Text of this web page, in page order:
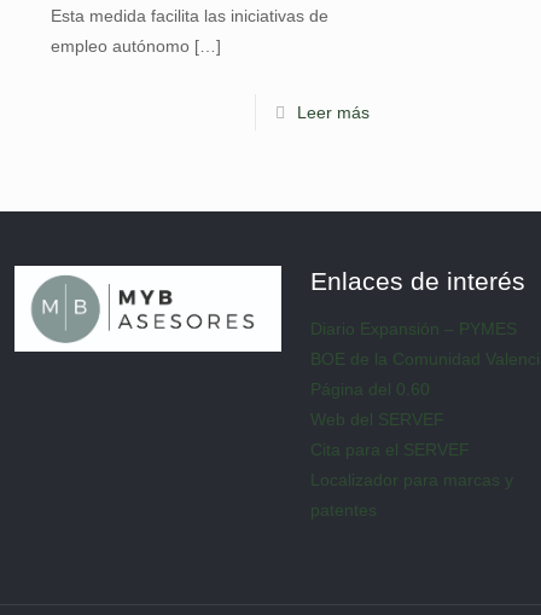
Esta medida facilita las iniciativas de
empleo autónomo[…]
Leer más
Enlaces de interés
Diario Expansión – PYMES
BOE de la Comunidad
Página del 0.60
Web del SERVEF
Cita para el SERVEF
Localizador para marcas y
patentes